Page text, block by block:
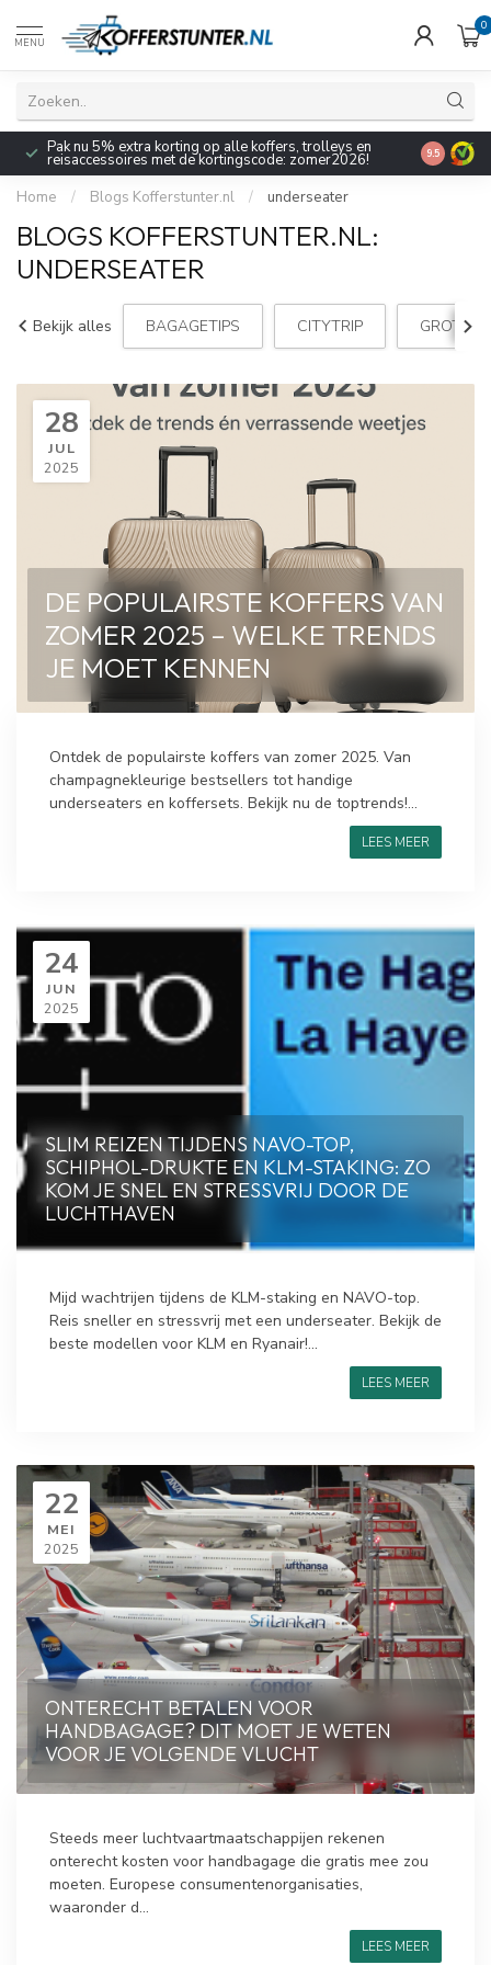
MENU
0
Pak nu 5% extra korting op alle koffers, trolleys en
reisaccessoires met de kortingscode: zomer2026! 9.5
Home / Blogs Kofferstunter.nl / underseater
BLOGS KOFFERSTUNTER.NL:
UNDERSEATER
Bekijk alles BAGAGETIPS CITYTRIP GROTE
28
JUL
2025
DE POPULAIRSTE KOFFERS VAN
ZOMER 2025 – WELKE TRENDS
JE MOET KENNEN
Ontdek de populairste koffers van zomer 2025. Van
champagnekleurige bestsellers tot handige
underseaters en koffersets. Bekijk nu de toptrends!...
LEES MEER
24
JUN
2025
SLIM REIZEN TIJDENS NAVO-TOP,
SCHIPHOL-DRUKTE EN KLM-STAKING: ZO
KOM JE SNEL EN STRESSVRIJ DOOR DE
LUCHTHAVEN
Mijd wachtrijen tijdens de KLM-staking en NAVO-top.
Reis sneller en stressvrij met een underseater. Bekijk de
beste modellen voor KLM en Ryanair!...
LEES MEER
22
MEI
2025
ONTERECHT BETALEN VOOR
HANDBAGAGE? DIT MOET JE WETEN
VOOR JE VOLGENDE VLUCHT
Steeds meer luchtvaartmaatschappijen rekenen
onterecht kosten voor handbagage die gratis mee zou
moeten. Europese consumentenorganisaties,
waaronder d...
LEES MEER